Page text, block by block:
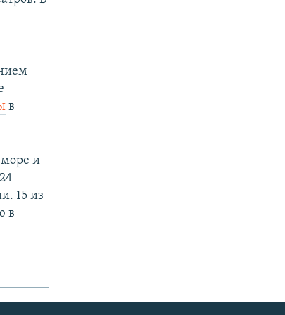
в
море и
15 из
в